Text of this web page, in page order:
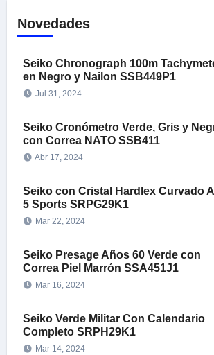
Novedades
Seiko Chronograph 100m
en Negro y Nailon SSB449P1
Jul 31, 2024
Seiko Cronómetro Verde, Gris y
con Correa NATO SSB411
Abr 17, 2024
Seiko con Cristal Hardlex Curvado
5 Sports SRPG29K1
Mar 22, 2024
Seiko Presage Años 60 Verde con
Correa Piel Marrón SSA451J1
Mar 16, 2024
Seiko Verde Militar Con Calendario
Completo SRPH29K1
Mar 14, 2024